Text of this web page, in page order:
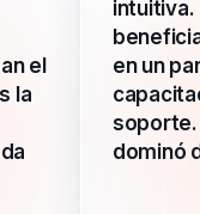
el
la
intuitiva.
en un
soporte.
dominó